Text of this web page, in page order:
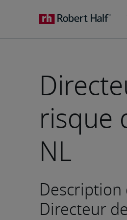
risque
NL
Description
Directeur